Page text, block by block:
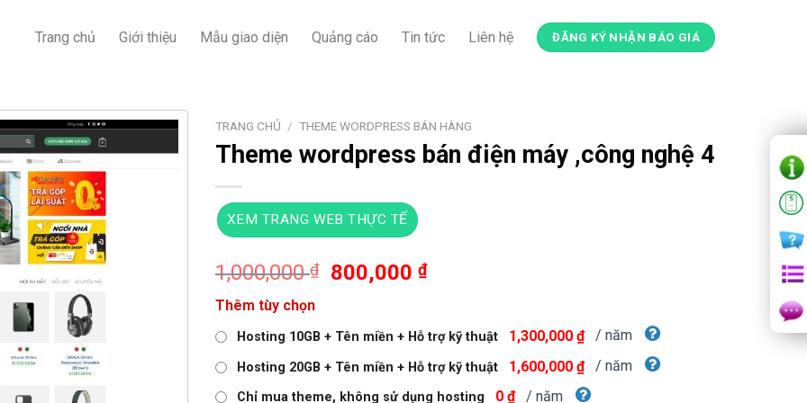
Trang chủ Giới thiệu Mẫu giao diện Quảng cáo Tin tức Liên hệ ĐĂNG KÝ NHẬN BÁO GIÁ
TRANG CHỦ / THEME WORDPRESS BÁN HÀNG
Theme wordpress bán điện máy ,công nghệ 4
XEM TRANG WEB THỰC TẾ
1,000,000₫
Giá
1,000,000 ₫.
800,000₫Giá
là:
800,000 ₫.
Thêm tùy chọn
Hosting 10GB + Tên miền + Hỗ trợ kỹ thuật 1,300,000 ₫ / năm
Hosting 20GB + Tên miền + Hỗ trợ kỹ thuật 1,600,000 ₫ / năm
Chỉ mua theme, không sử dụng hosting 0 ₫ / năm